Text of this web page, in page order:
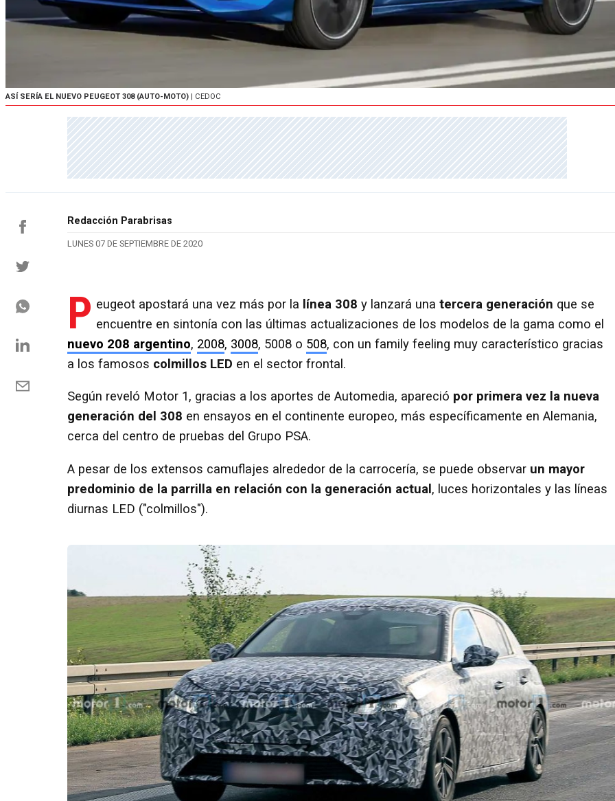
ASÍ SERÍA EL NUEVO PEUGEOT 308 (AUTO-MOTO) | CEDOC
Redacción Parabrisas
LUNES 07 DE SEPTIEMBRE DE 2020
P eugeot apostará una vez más por la línea 308 y lanzará una tercera generación que se
encuentre en sintonía con las últimas actualizaciones de los modelos de la gama como el
nuevo 208 argentino, 2008, 3008, 5008 o 508, con un family feeling muy característico gracias
a los famosos colmillos LED en el sector frontal.
Según reveló Motor 1, gracias a los aportes de Automedia, apareció por primera vez la nueva
generación del 308 en ensayos en el continente europeo, más específicamente en Alemania,
cerca del centro de pruebas del Grupo PSA.
A pesar de los extensos camuflajes alrededor de la carrocería, se puede observar un mayor
predominio de la parrilla en relación con la generación actual, luces horizontales y las líneas
diurnas LED ("colmillos").